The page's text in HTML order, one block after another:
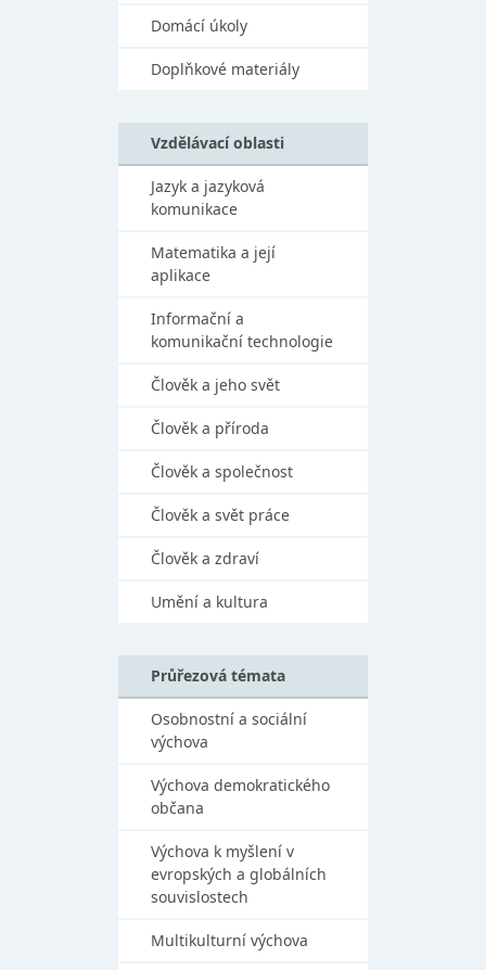
Domácí úkoly
Doplňkové materiály
Vzdělávací oblasti
Jazyk a jazyková
komunikace
Matematika a její
aplikace
Informační a
komunikační technologie
Člověk a jeho svět
Člověk a příroda
Člověk a společnost
Člověk a svět práce
Člověk a zdraví
Umění a kultura
Průřezová témata
Osobnostní a sociální
výchova
Výchova demokratického
občana
Výchova k myšlení v
evropských a globálních
souvislostech
Multikulturní výchova